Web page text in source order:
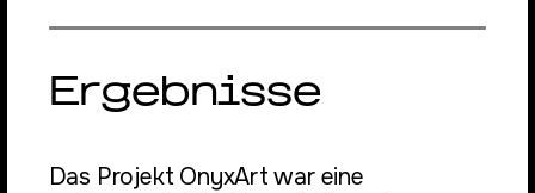
Ergebnisse
Das Projekt OnyxArt war eine